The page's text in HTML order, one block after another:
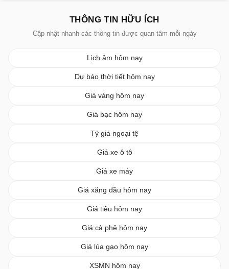
THÔNG TIN HỮU ÍCH
Cập nhật nhanh các thông tin được quan tâm mỗi ngày
Lịch âm hôm nay
Dự báo thời tiết hôm nay
Giá vàng hôm nay
Giá bạc hôm nay
Tỷ giá ngoại tệ
Giá xe ô tô
Giá xe máy
Giá xăng dầu hôm nay
Giá tiêu hôm nay
Giá cà phê hôm nay
Giá lúa gạo hôm nay
XSMN hôm nay